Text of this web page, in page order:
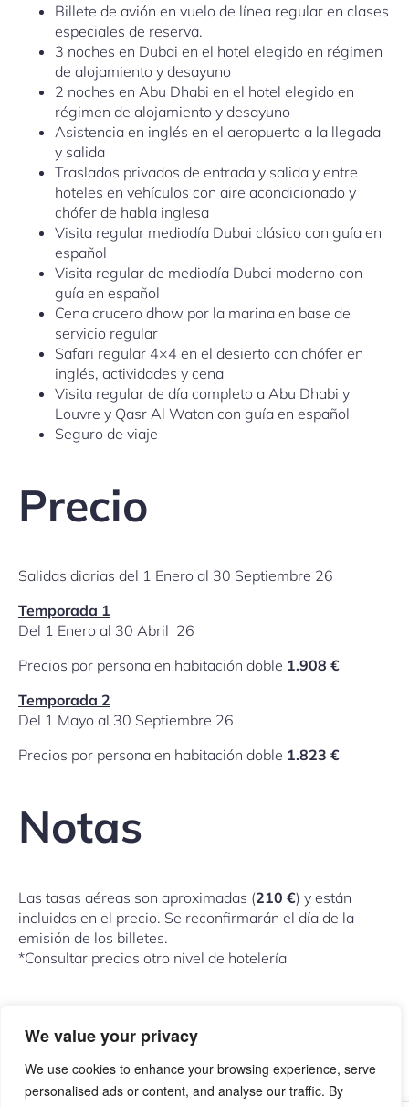
We value your privacy
We use cookies to enhance your browsing experience, serve
personalised ads or content, and analyse our traffic. By
Billete de avión en vuelo de línea regular en clases
especiales de reserva.
3 noches en Dubai en el hotel elegido en régimen
de alojamiento y desayuno
2 noches en Abu Dhabi en el hotel elegido en
régimen de alojamiento y desayuno
Asistencia en inglés en el aeropuerto a la llegada
y salida
Traslados privados de entrada y salida y entre
hoteles en vehículos con aire acondicionado y
chófer de habla inglesa
Visita regular mediodía Dubai clásico con guía en
español
Visita regular de mediodía Dubai moderno con
guía en español
Cena crucero dhow por la marina en base de
servicio regular
Safari regular 4×4 en el desierto con chófer en
inglés, actividades y cena
Visita regular de día completo a Abu Dhabi y
Louvre y Qasr Al Watan con guía en español
Seguro de viaje
Precio
Salidas diarias del 1 Enero al 30 Septiembre 26
Temporada 1
Del 1 Enero al 30 Abril 26
Precios por persona en habitación doble 1.908 €
Temporada 2
Del 1 Mayo al 30 Septiembre 26
Precios por persona en habitación doble 1.823 €
Notas
Las tasas aéreas son aproximadas (210 €) y están
incluidas en el precio. Se reconfirmarán el día de la
emisión de los billetes.
*Consultar precios otro nivel de hotelería